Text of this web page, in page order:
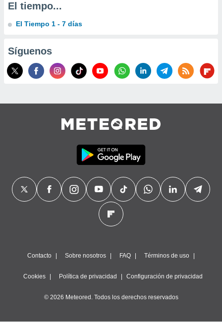
o a través
de
uso de
con el
de
El tiempo...
El Tiempo 1 - 7 días
Síguenos
Contacto Sobre nosotros FAQ Términos de uso
Cookies Política de privacidad Configuración de privacidad
© 2026 Meteored. Todos los derechos reservados